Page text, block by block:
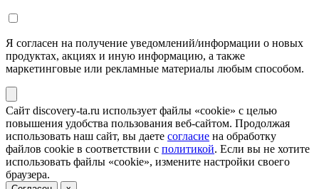
Я согласен на получение уведомлений/информации о новых
продуктах, акциях и иную информацию, а также
маркетинговые или рекламные материалы любым способом.
Сайт discovery-ta.ru использует файлы «cookie» с целью
повышения удобства пользования веб-сайтом. Продолжая
использовать наш сайт, вы даете согласие на обработку
файлов cookie в соответствии с политикой. Если вы не хотите
использовать файлы «cookie», измените настройки своего
браузера.